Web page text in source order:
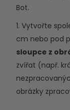
Bot.
1. Vytvořte
cm nebo pod
sloupce z
zvířat (např.
obrázky